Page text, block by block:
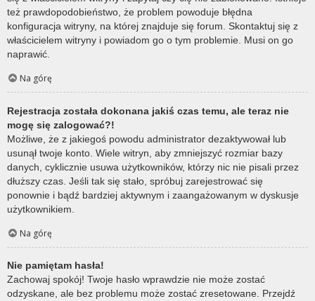
też prawdopodobieństwo, że problem powoduje błędna
konfiguracja witryny, na której znajduje się forum. Skontaktuj się z
właścicielem witryny i powiadom go o tym problemie. Musi on go
naprawić.
Na górę
Rejestracja została dokonana jakiś czas temu, ale teraz nie
mogę się zalogować?!
Możliwe, że z jakiegoś powodu administrator dezaktywował lub
usunął twoje konto. Wiele witryn, aby zmniejszyć rozmiar bazy
danych, cyklicznie usuwa użytkowników, którzy nic nie pisali przez
dłuższy czas. Jeśli tak się stało, spróbuj zarejestrować się
ponownie i bądź bardziej aktywnym i zaangażowanym w dyskusje
użytkownikiem.
Na górę
Nie pamiętam hasła!
Zachowaj spokój! Twoje hasło wprawdzie nie może zostać
odzyskane, ale bez problemu może zostać zresetowane. Przejdź